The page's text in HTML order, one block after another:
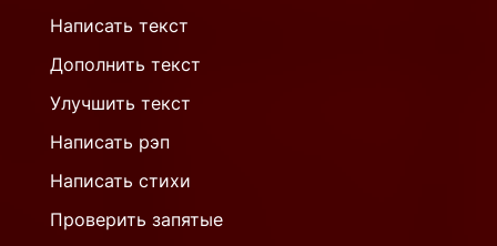
Написать текст
Дополнить текст
Улучшить текст
Написать рэп
Написать стихи
Проверить запятые